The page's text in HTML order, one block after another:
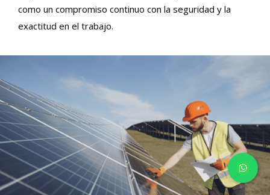
como un compromiso continuo con la seguridad y la
exactitud en el trabajo.